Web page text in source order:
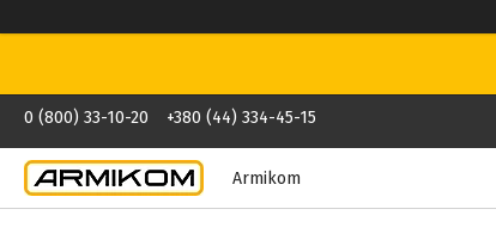
0 (800) 33-10-20 +380 (44) 334-45-15
Armikom